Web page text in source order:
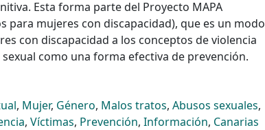
Esta forma parte del Proyecto MAPA
para mujeres con discapacidad), que es un modo
con discapacidad a los conceptos de violencia
como una forma efectiva de prevención.
, Mujer, Género, Malos tratos, Abusos sexuales,
, Víctimas, Prevención, Información, Canarias